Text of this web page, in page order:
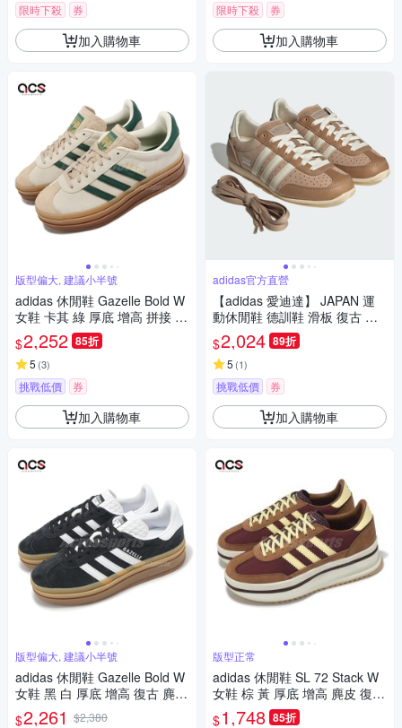
限時下殺 券
加入購物車
版型偏大, 建議小半號
adidas 休閒鞋 Gazelle Bold W
女鞋 卡其 綠 厚底 增高 拼接 復
古 麂皮 膠底 愛迪達 ID7056
$2,252 85折
5 (3)
挑戰低價 券
加入購物車
版型偏大, 建議小半號
adidas 休閒鞋 Gazelle Bold W
女鞋 黑 白 厚底 增高 復古 麂皮
拼接 愛迪達 IE0876
$2,261 $2,380
限時下殺 券
加入購物車
adidas官方直營
【adidas 愛迪達】 JAPAN 運
動休閒鞋 德訓鞋 滑板 復古 薄
底鞋 女鞋 - Originals JS0253
$2,024 89折
5 (1)
挑戰低價 券
加入購物車
版型正常
adidas 休閒鞋 SL 72 Stack W
女鞋 棕 黃 厚底 增高 麂皮 復古
愛迪達 JQ6420
$1,748 85折